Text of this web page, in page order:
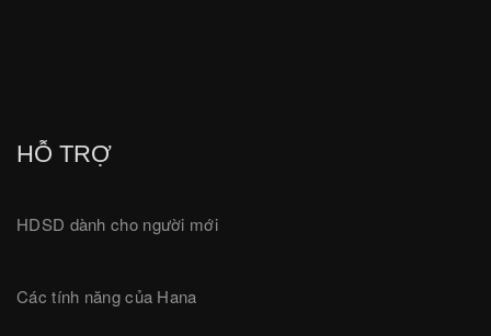
HỖ TRỢ
HDSD dành cho người mới
Các tính năng của Hana